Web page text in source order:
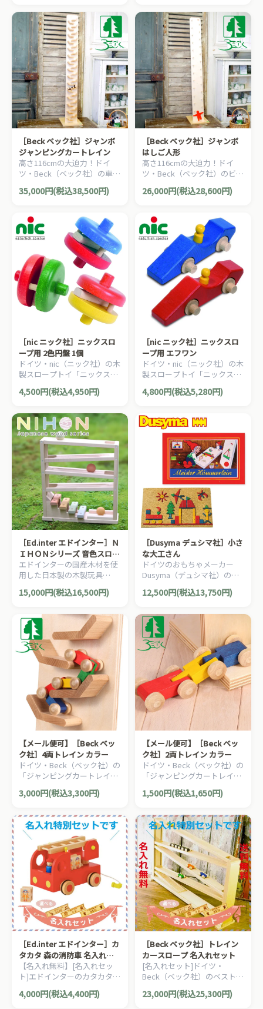
［Beck ベック社］ジャンボ
ジャンピングカートレイン
高さ116cmの大迫力！ドイ
ツ・Beck（ベック社）の車が
シャーッと滑り落ちる木製落
ちものおもちゃ「ジャンボジ
す。
35,000円(税込38,500円)
［Beck ベック社］ジャンボ
はしご人形
高さ116cmの大迫力！ドイ
ツ・Beck（ベック社）のビッ
グサイズの人気の木製落ちも
のおもちゃ「ジャンボはしご
26,000円(税込28,600円)
［nic ニック社］ニックスロ
ープ用 2色円盤 1個
ドイツ・nic（ニック社）の木
製スロープトイ「ニックスロ
ープ」用の追加パーツ。スロ
ープ遊びを華やかにするカラ
4,500円(税込4,950円)
［nic ニック社］ニックスロ
ープ用 エフワン
ドイツ・nic（ニック社）の木
製スロープトイ「ニックスロ
ープ」用の追加パーツ。スロ
ープ遊びをより楽しくしてく
4,800円(税込5,280円)
［Ed.inter エドインター］Ｎ
ＩＨＯＮシリーズ 音色スロー
プ
エドインターの国産木材を使
用した日本製の木製玩具
「NIHONシリーズ」の木製ス
ロープトイです。
15,000円(税込16,500円)
［Dusyma デュシマ社］小さ
な大工さん
ドイツのおもちゃメーカー
Dusyma（デュシマ社）のと
んかち遊びをしながら図形遊
びも楽しめる「小さな大工さ
12,500円(税込13,750円)
【メール便可】［Beck ベッ
ク社］4両トレイン カラー
ドイツ・Beck（ベック社）の
「ジャンピングカートレイ
ン」や「トレインカースロー
プ」の追加車両。4両連結ト
3,000円(税込3,300円)
【メール便可】［Beck ベッ
ク社］2両トレイン カラー
ドイツ・Beck（ベック社）の
「ジャンピングカートレイ
ン」や「トレインカースロー
プ」の追加車両。2両連結ト
1,500円(税込1,650円)
［Ed.inter エドインター］カ
タカタ 森の消防車 名入れセ
ット
【名入れ無料】[名入れセッ
ト]エドインターのカタカタ
と、はしご付き消防車が一緒
になった木製知育玩具。働く
4,000円(税込4,400円)
［Beck ベック社］トレイン
カースロープ 名入れセット
[名入れセット]ドイツ・
Beck（ベック社）のベストセ
ラー。車がシャーッと滑り落
ちる人気の木製スロープトイ
23,000円(税込25,300円)